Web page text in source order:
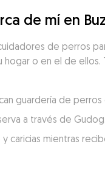
de mí en
de perros
hogar o en el de ellos.
guardería de
a través de Gudog.
caricias mientras